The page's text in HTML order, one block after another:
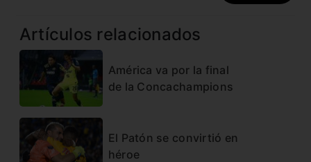
Artículos relacionados
América va por la final
de la Concachampions
El Patón se convirtió en
héroe